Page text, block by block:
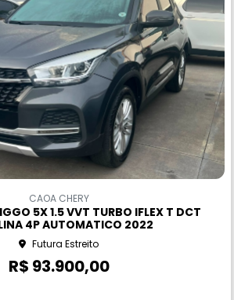
CAOA CHERY
5X 1.5 VVT TURBO IFLEX T DCT
4P AUTOMATICO 2022
Futura Estreito
R$ 93.900,00